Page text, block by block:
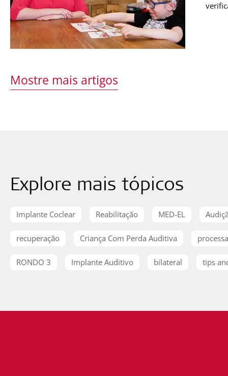
Mostre mais artigos
Explore mais tópicos
Implante Coclear Reabilitação MED-EL
recuperação Criança Com Perda Auditiva
RONDO 3 Implante Auditivo bilateral tips